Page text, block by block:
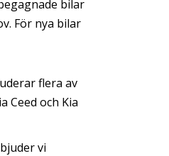
bilar
För nya bilar
flera av
Ceed och Kia
vi